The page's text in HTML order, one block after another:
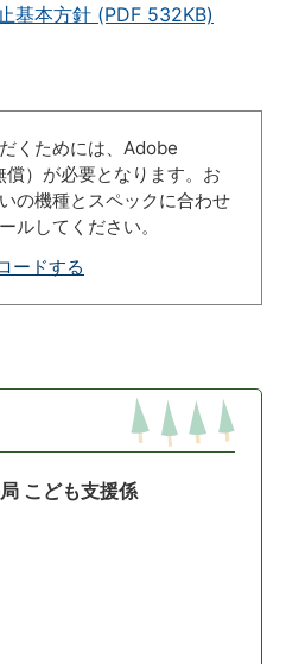
基本方針 (PDF 532KB)
くためには、Adobe
）が必要となります。お
の機種とスペックに合わせ
ルしてください。
ードする
こども支援係